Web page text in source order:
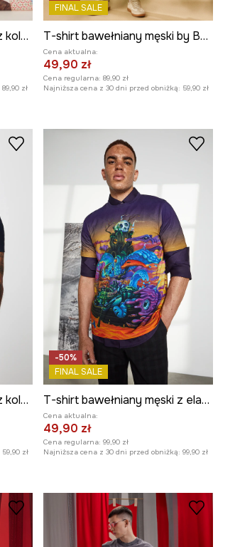
T-shirt bawełniany męski z kolekcji El Gato Chimney x Medicine kolor multicolor
89,90 zł
FINAL SALE
T-shirt bawełniany męski by Barbora Idesová, Sense of Values kolor szary
Cena aktualna:
49,90 zł
Cena regularna: 89,90 zł
Najniższa cena z 30 dni przed obniżką: 59,90 zł
T-shirt bawełniany męski z kolekcji Harry Potter
59,90 zł
-50%
FINAL SALE
T-shirt bawełniany męski z elastanem z kolekcji Tajemniczy Świat Medicine
Cena aktualna:
49,90 zł
Cena regularna: 99,90 zł
Najniższa cena z 30 dni przed obniżką: 99,90 zł